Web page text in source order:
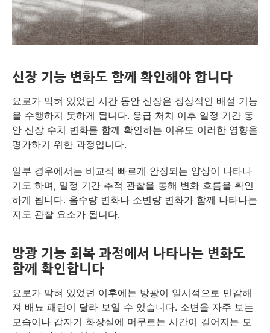
신장 기능 변화도 함께 확인해야 합니다
요로가 막혀 있었던 시간 동안 신장은 정상적인 배설 기능
을 수행하지 못하게 됩니다. 응급 처치 이후 일정 기간 동
안 신장 수치 변화를 함께 확인하는 이유도 이러한 영향을
평가하기 위한 과정입니다.
일부 경우에서는 비교적 빠르게 안정되는 양상이 나타나
기도 하며, 일정 기간 추적 관찰을 통해 변화 흐름을 확인
하게 됩니다. 음수량 변화나 소변량 변화가 함께 나타나는
지도 관찰 요소가 됩니다.
방광 기능 회복 과정에서 나타나는 변화도
함께 확인합니다
요로가 막혀 있었던 이후에는 방광이 일시적으로 민감해
져 배뇨 패턴이 달라 보일 수 있습니다. 소변을 자주 보는
모습이나 갑자기 화장실에 머무르는 시간이 길어지는 모